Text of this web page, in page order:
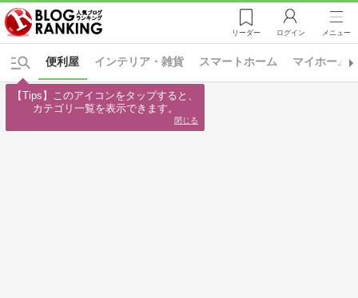
リーダー ログイン メニュー
インテリア・雑貨 スマートホーム マイホーム
便利屋
【Tips】このアイコンをタップすると、
カテゴリ一覧を表示できます。
閉じる